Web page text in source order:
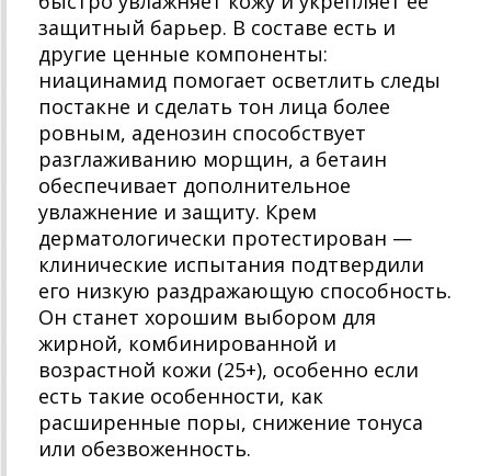
защитный барьер. В составе есть и
другие ценные компоненты:
ниацинамид помогает осветлить следы
постакне и сделать тон лица более
ровным, аденозин способствует
разглаживанию морщин, а бетаин
обеспечивает дополнительное
увлажнение и защиту. Крем
дерматологически протестирован —
клинические испытания подтвердили
его низкую раздражающую способность.
Он станет хорошим выбором для
жирной, комбинированной и
возрастной кожи (25+), особенно если
есть такие особенности, как
расширенные поры, снижение тонуса
или обезвоженность.